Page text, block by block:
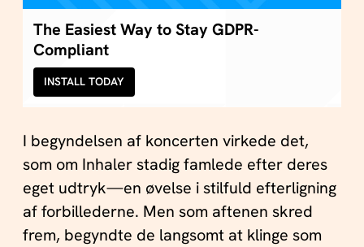
The Easiest Way to Stay GDPR-
Compliant
INSTALL TODAY
I begyndelsen af koncerten virkede det,
som om Inhaler stadig famlede efter deres
eget udtryk—en øvelse i stilfuld efterligning
af forbillederne. Men som aftenen skred
frem, begyndte de langsomt at klinge som